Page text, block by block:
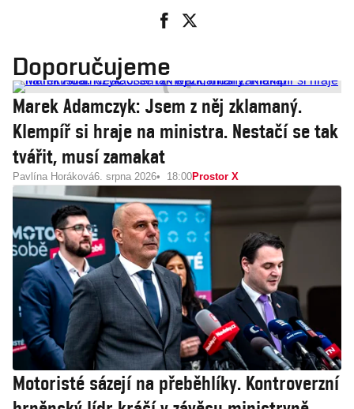
Doporučujeme
Marek Adamczyk: Jsem z něj zklamaný.
Klempíř si hraje na ministra. Nestačí se tak
tvářit, musí zamakat
Pavlína Horáková6. srpna 2026 18:00Prostor X
Motoristé sázejí na přeběhlíky. Kontroverzní